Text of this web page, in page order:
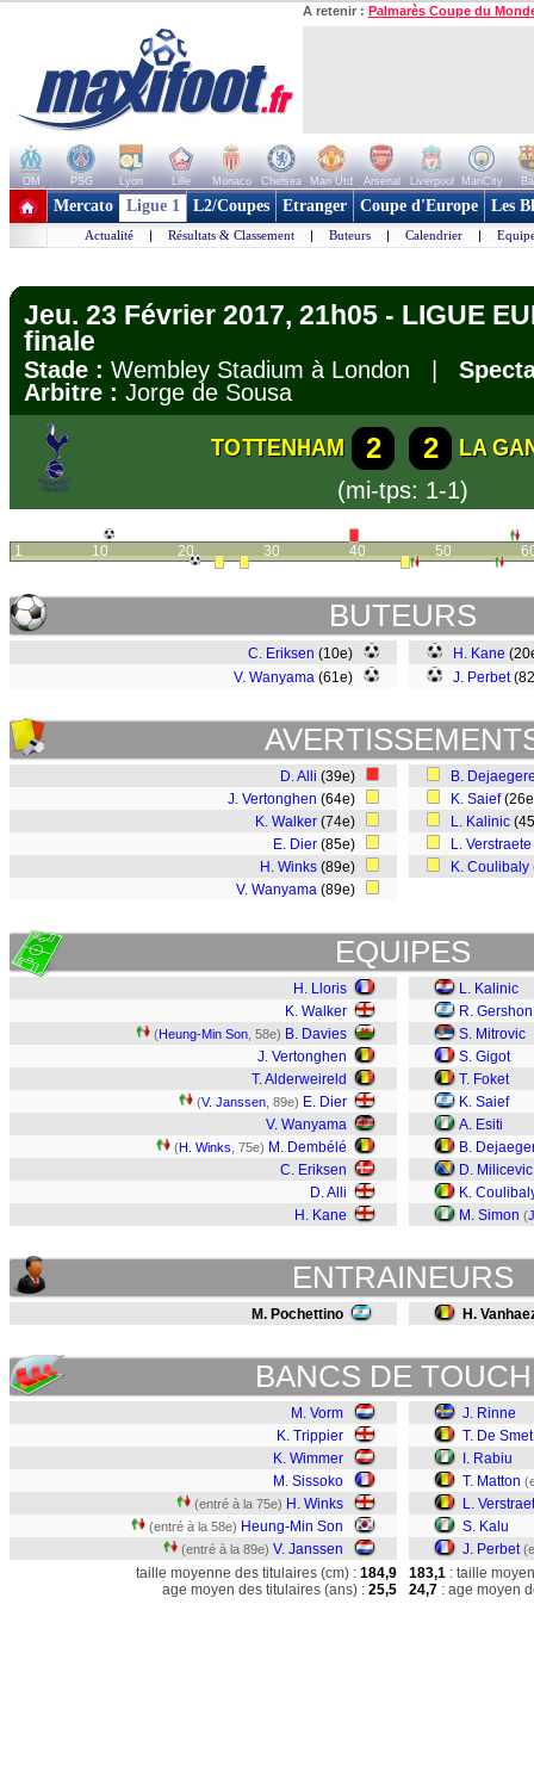
A retenir : Palmarès Coupe du
OM PSG Lyon Lille Monaco Chelsea Man Utd Arsenal Liverpool ManCity
+ de clubs
Mercato Ligue 1 L2/Coupes Etranger Coupe d'Europe Les
Actualité | Résultats & Classement | Buteurs | Calendrier |
Jeu. 23 Février 2017, 21h05 - LIGUE
finale
Stade : Wembley Stadium à London |
Arbitre : Jorge de Sousa
TOTTENHAM 2 2
LA
(mi-tps: 1-1)
1 10 20 30 40 50
BUTEURS
C. Eriksen (10e)
V. Wanyama (61e)
H. Kane
J. Perbet
D. Alli (39e)
J. Vertonghen (64e)
K. Walker (74e)
E. Dier (85e)
H. Winks (89e)
V. Wanyama (89e)
B.
K. Saief
L. Kalinic
L. Verstraete
K. Coulibaly
EQUIPES
H. Lloris
K. Walker
(Heung-Min Son , 58e) B. Davies
J. Vertonghen
T. Alderweireld
(V. Janssen , 89e) E. Dier
V. Wanyama
(H. Winks , 75e) M. Dembélé
C. Eriksen
D. Alli
H. Kane
L. Kalinic
R. Gershon
S. Mitrovic
S. Gigot
T. Foket
K. Saief
A. Esiti
B.
D. Milicevic
K.
M. Simon (
ENTRAINEURS
M. Pochettino H.
BANCS DE
M. Vorm
K. Trippier
K. Wimmer
M. Sissoko
(entré à la 75e) H. Winks
(entré à la 58e) Heung-Min Son
(entré à la 89e) V. Janssen
J. Rinne
T. De Smet
I. Rabiu
T. Matton
L.
S. Kalu
J. Perbet
taille moyenne des titulaires (cm) : 184,9
age moyen des titulaires (ans) : 25,5
183,1 : taille
24,7 : age moyen